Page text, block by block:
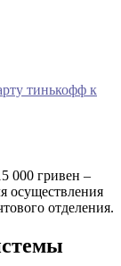
тинькофф к
000 гривен –
осуществления
отделения.